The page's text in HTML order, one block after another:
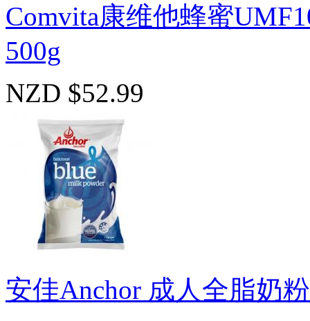
Comvita康维他蜂蜜
500g
NZD $52.99
安佳Anchor 成人全脂奶